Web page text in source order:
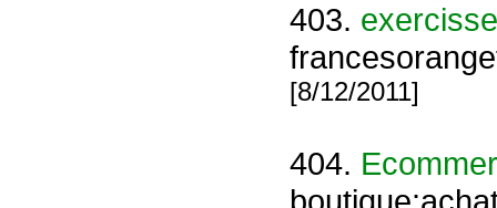
403. exercisse
[8/12/2011]
404.